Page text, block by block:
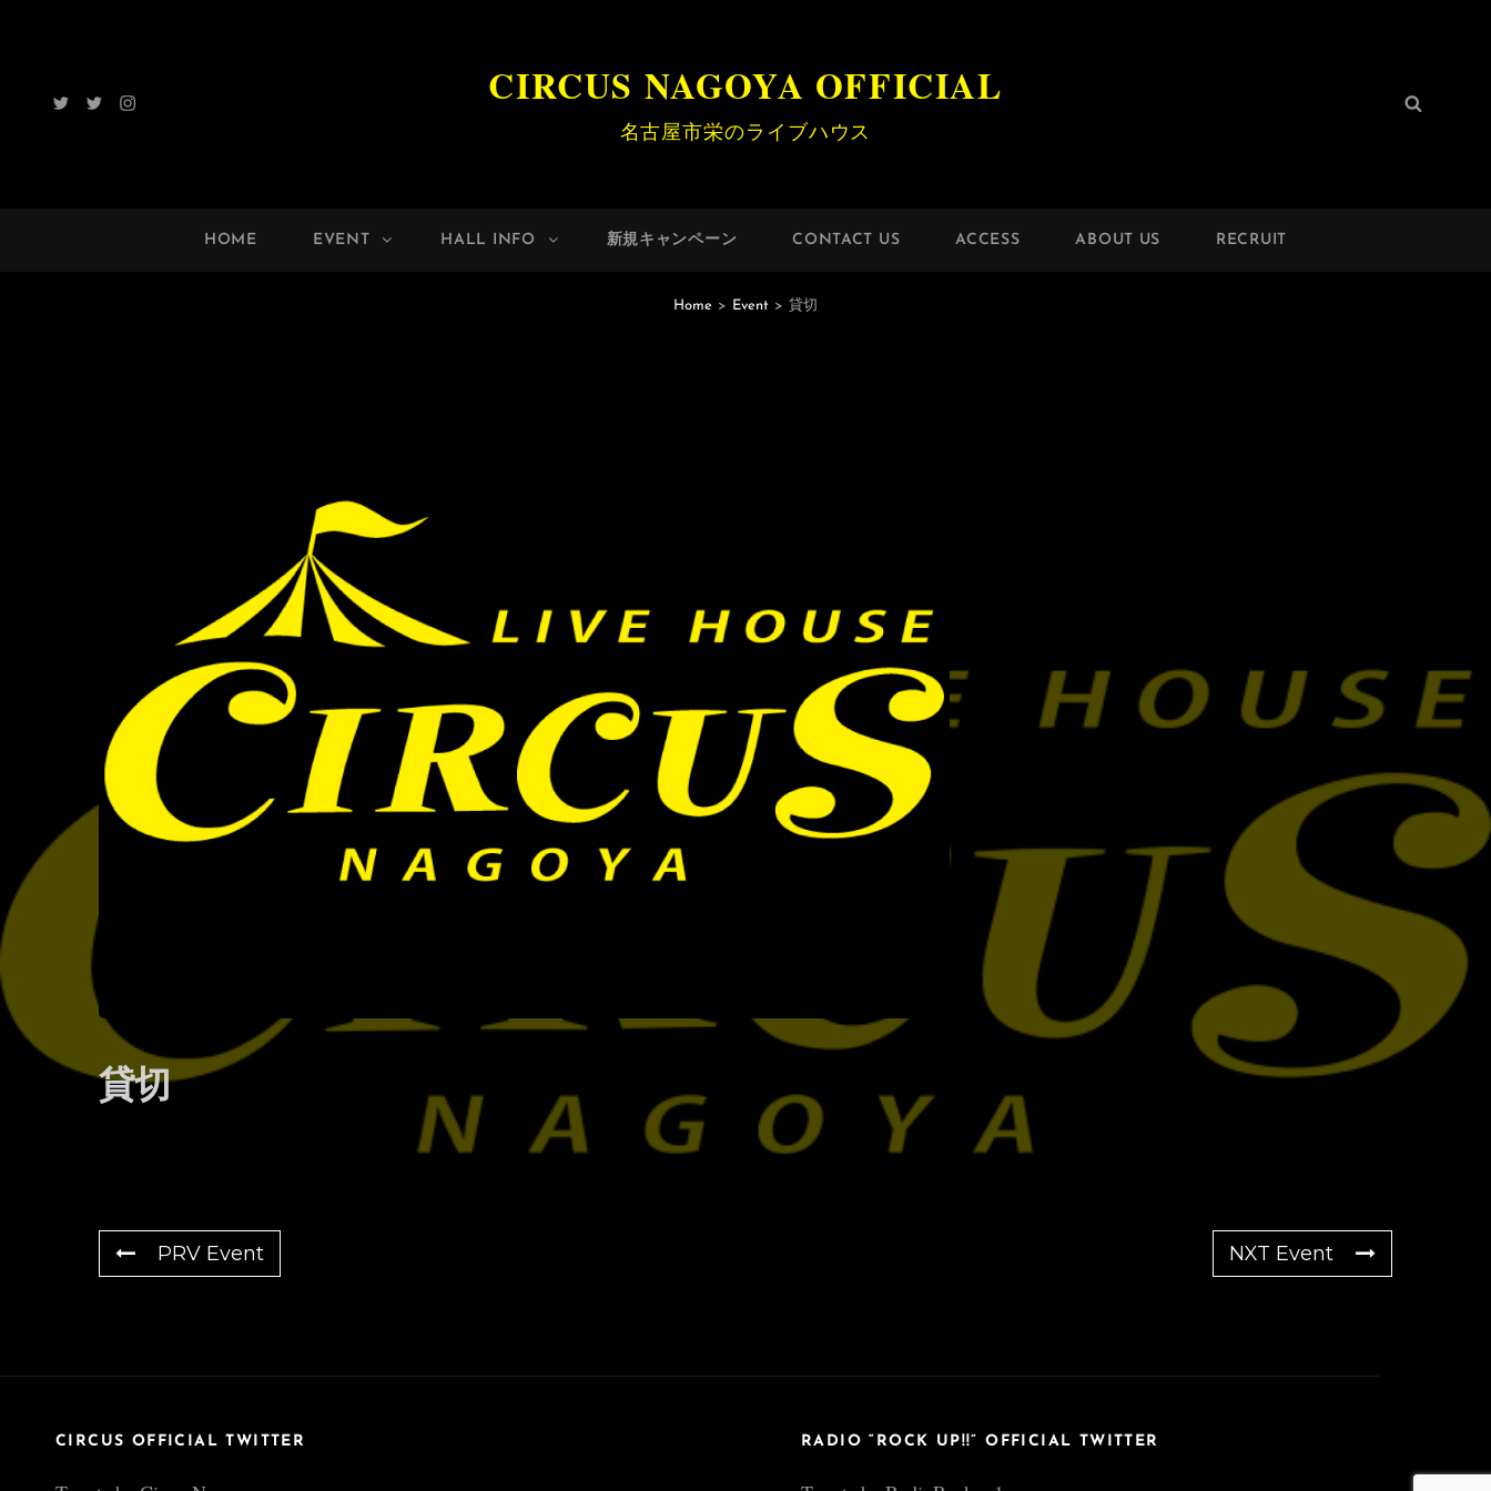
TwitterRadioInstagram CIRCUS NAGOYA OFFICIAL
名古屋市栄のライブハウス
検
HOME EVENT HALL INFO 新規キャンペーン CONTACT US ACCESS ABOUT US RECRUIT
Home > Event > 貸切
貸切
PRV Event NXT Event
CIRCUS OFFICIAL TWITTER RADIO “ROCK UP!!” OFFICIAL TWITTER